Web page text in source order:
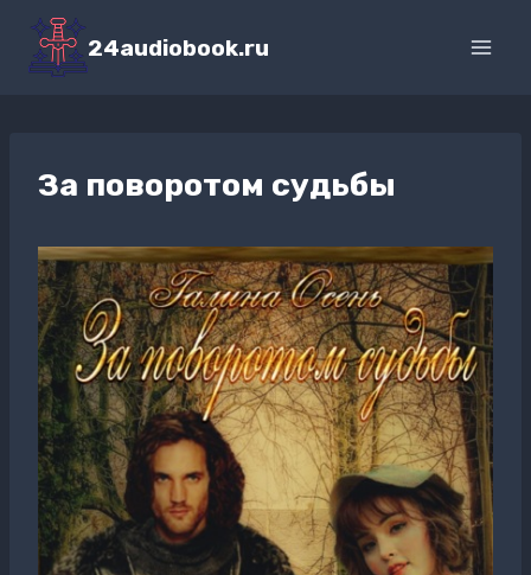
Перейти
содержимому
24audiobook.ru
За поворотом судьбы